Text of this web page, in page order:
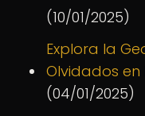
(10/01/2025)
Explora la
Olvidados en
(04/01/2025)